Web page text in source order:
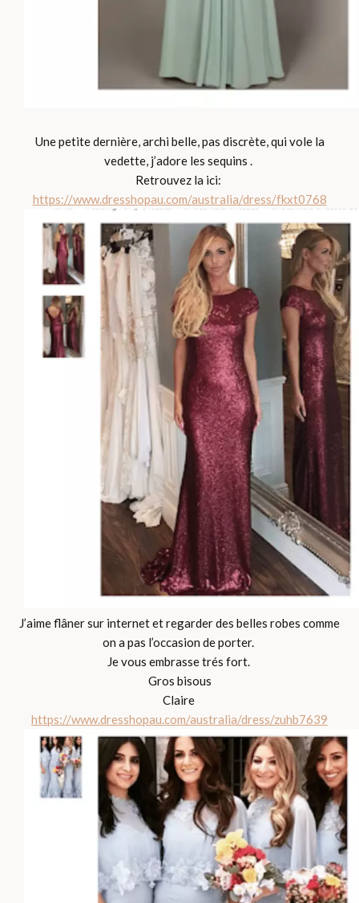
Une petite dernière, archi belle, pas discrète, qui vole la
vedette, j’adore les sequins .
Retrouvez la ici:
https://www.dresshopau.com/australia/dress/fkxt0768
J’aime flâner sur internet et regarder des belles robes comme
on a pas l’occasion de porter.
Je vous embrasse trés fort.
Gros bisous
Claire
https://www.dresshopau.com/australia/dress/zuhb7639